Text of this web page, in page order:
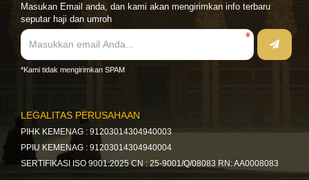
Masukan Email anda, dan kami akan mengirimkan info terbaru
seputar haji dan umroh
*Kami tidak mengirimkan SPAM
LEGALITAS PERUSAHAAN
PIHK KEMENAG : 91203014304940003
PPIU KEMENAG : 91203014304940004
SERTIFIKASI ISO 9001:2025 CN : 25-9001/Q/08083 RN: AA0008083